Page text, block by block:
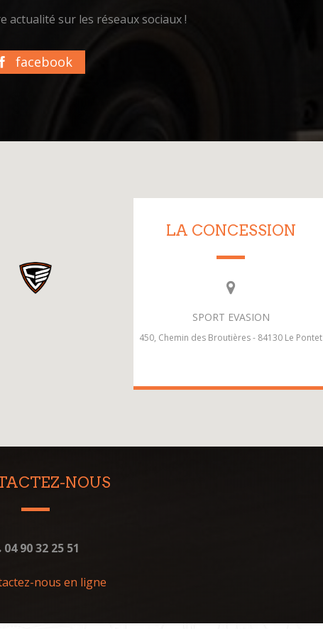
actualité sur les réseaux sociaux !
facebook
LA CONCESSION
SPORT EVASION
450, Chemin des Broutières - 84130 Le Pontet
NOUS
04 90 32 25 51
nous en ligne